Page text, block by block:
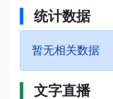
统计数据
暂无相关数据
文字直播